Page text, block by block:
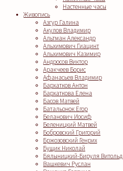
Настенные часы
Живопись
Азгур Галина
Акулов Владимир
Альтман Александр
Альхимович Гиацинт
Альхимович Казимир
Андросов Виктор
Аракчеев Борис
Афанасьев Владимир
Бархатков Антон
Бархаткова Елена
Басов Матвей
Батальонок Егор
Беланович Иосиф
Беленицкий Матвей
Бобровский Григорий
Бржозовский Генрих
Бущик Николай
Бялыницкий-Бируля Витольд
Вашкевич Руслан